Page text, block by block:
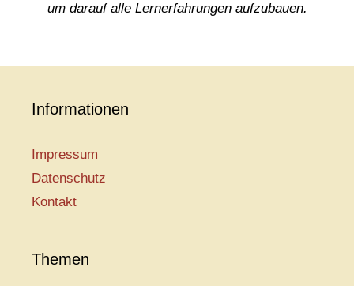
um darauf alle Lernerfahrungen aufzubauen.
Informationen
Impressum
Datenschutz
Kontakt
Themen